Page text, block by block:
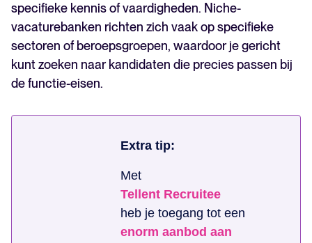
specifieke kennis of vaardigheden. Niche-
vacaturebanken richten zich vaak op specifieke
sectoren of beroepsgroepen, waardoor je gericht
kunt zoeken naar kandidaten die precies passen bij
de functie-eisen.
Extra tip:
Met
Tellent Recruitee
heb je toegang tot een
enorm aanbod aan